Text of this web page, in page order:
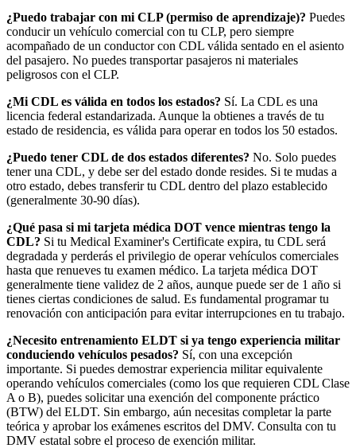
¿Puedo trabajar con mi CLP (permiso de aprendizaje)? Puedes
conducir un vehículo comercial con tu CLP, pero siempre
acompañado de un conductor con CDL válida sentado en el asiento
del pasajero. No puedes transportar pasajeros ni materiales
peligrosos con el CLP.
¿Mi CDL es válida en todos los estados? Sí. La CDL es una
licencia federal estandarizada. Aunque la obtienes a través de tu
estado de residencia, es válida para operar en todos los 50 estados.
¿Puedo tener CDL de dos estados diferentes? No. Solo puedes
tener una CDL, y debe ser del estado donde resides. Si te mudas a
otro estado, debes transferir tu CDL dentro del plazo establecido
(generalmente 30-90 días).
¿Qué pasa si mi tarjeta médica DOT vence mientras tengo la
CDL? Si tu Medical Examiner's Certificate expira, tu CDL será
degradada y perderás el privilegio de operar vehículos comerciales
hasta que renueves tu examen médico. La tarjeta médica DOT
generalmente tiene validez de 2 años, aunque puede ser de 1 año si
tienes ciertas condiciones de salud. Es fundamental programar tu
renovación con anticipación para evitar interrupciones en tu trabajo.
¿Necesito entrenamiento ELDT si ya tengo experiencia militar
conduciendo vehículos pesados? Sí, con una excepción
importante. Si puedes demostrar experiencia militar equivalente
operando vehículos comerciales (como los que requieren CDL Clase
A o B), puedes solicitar una exención del componente práctico
(BTW) del ELDT. Sin embargo, aún necesitas completar la parte
teórica y aprobar los exámenes escritos del DMV. Consulta con tu
DMV estatal sobre el proceso de exención militar.